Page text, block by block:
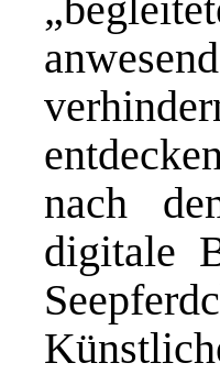
nach
digitale